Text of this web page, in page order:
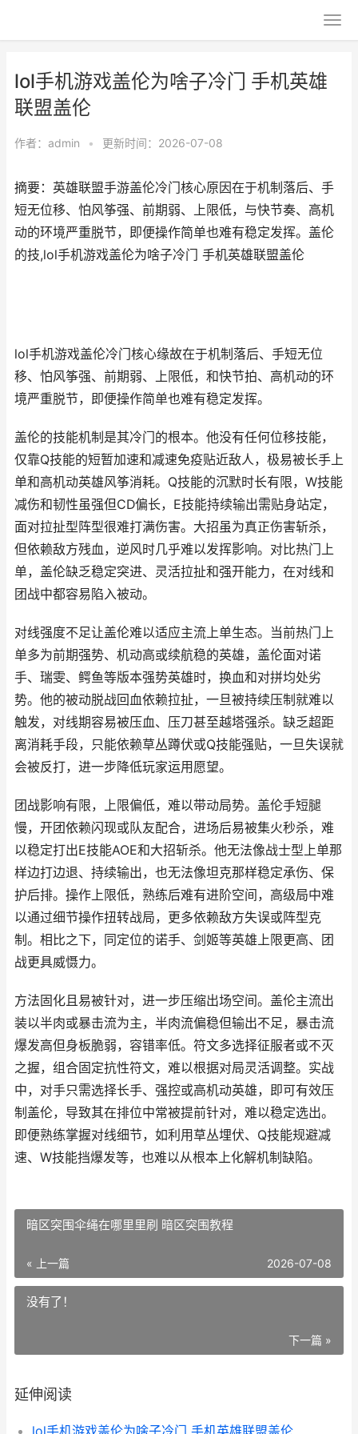
lol手机游戏盖伦为啥子冷门 手机英雄
联盟盖伦
作者： admin • 更新时间：2026-07-08
摘要：英雄联盟手游盖伦冷门核心原因在于机制落后、手
短无位移、怕风筝强、前期弱、上限低，与快节奏、高机
动的环境严重脱节，即便操作简单也难有稳定发挥。盖伦
的技,lol手机游戏盖伦为啥子冷门 手机英雄联盟盖伦
lol手机游戏盖伦冷门核心缘故在于机制落后、手短无位
移、怕风筝强、前期弱、上限低，和快节拍、高机动的环
境严重脱节，即便操作简单也难有稳定发挥。
盖伦的技能机制是其冷门的根本。他没有任何位移技能，
仅靠Q技能的短暂加速和减速免疫贴近敌人，极易被长手上
单和高机动英雄风筝消耗。Q技能的沉默时长有限，W技能
减伤和韧性虽强但CD偏长，E技能持续输出需贴身站定，
面对拉扯型阵型很难打满伤害。大招虽为真正伤害斩杀，
但依赖敌方残血，逆风时几乎难以发挥影响。对比热门上
单，盖伦缺乏稳定突进、灵活拉扯和强开能力，在对线和
团战中都容易陷入被动。
对线强度不足让盖伦难以适应主流上单生态。当前热门上
单多为前期强势、机动高或续航稳的英雄，盖伦面对诺
手、瑞雯、鳄鱼等版本强势英雄时，换血和对拼均处劣
势。他的被动脱战回血依赖拉扯，一旦被持续压制就难以
触发，对线期容易被压血、压刀甚至越塔强杀。缺乏超距
离消耗手段，只能依赖草丛蹲伏或Q技能强贴，一旦失误就
会被反打，进一步降低玩家运用愿望。
团战影响有限，上限偏低，难以带动局势。盖伦手短腿
慢，开团依赖闪现或队友配合，进场后易被集火秒杀，难
以稳定打出E技能AOE和大招斩杀。他无法像战士型上单那
样边打边退、持续输出，也无法像坦克那样稳定承伤、保
护后排。操作上限低，熟练后难有进阶空间，高级局中难
以通过细节操作扭转战局，更多依赖敌方失误或阵型克
制。相比之下，同定位的诺手、剑姬等英雄上限更高、团
战更具威慑力。
方法固化且易被针对，进一步压缩出场空间。盖伦主流出
装以半肉或暴击流为主，半肉流偏稳但输出不足，暴击流
爆发高但身板脆弱，容错率低。符文多选择征服者或不灭
之握，组合固定抗性符文，难以根据对局灵活调整。实战
中，对手只需选择长手、强控或高机动英雄，即可有效压
制盖伦，导致其在排位中常被提前针对，难以稳定选出。
即便熟练掌握对线细节，如利用草丛埋伏、Q技能规避减
速、W技能挡爆发等，也难以从根本上化解机制缺陷。
暗区突围伞绳在哪里里刷 暗区突围教程
« 上一篇 2026-07-08
没有了！
下一篇 »
延伸阅读
lol手机游戏盖伦为啥子冷门 手机英雄联盟盖伦